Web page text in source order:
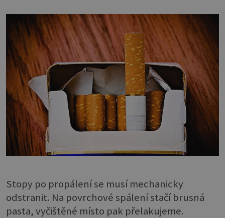
Stopy po propálení se musí mechanicky
odstranit. Na povrchové spálení stačí brusná
pasta, vyčištěné místo pak přelakujeme.